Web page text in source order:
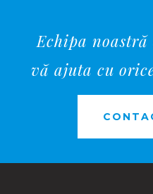
Echipa
vă ajuta cu